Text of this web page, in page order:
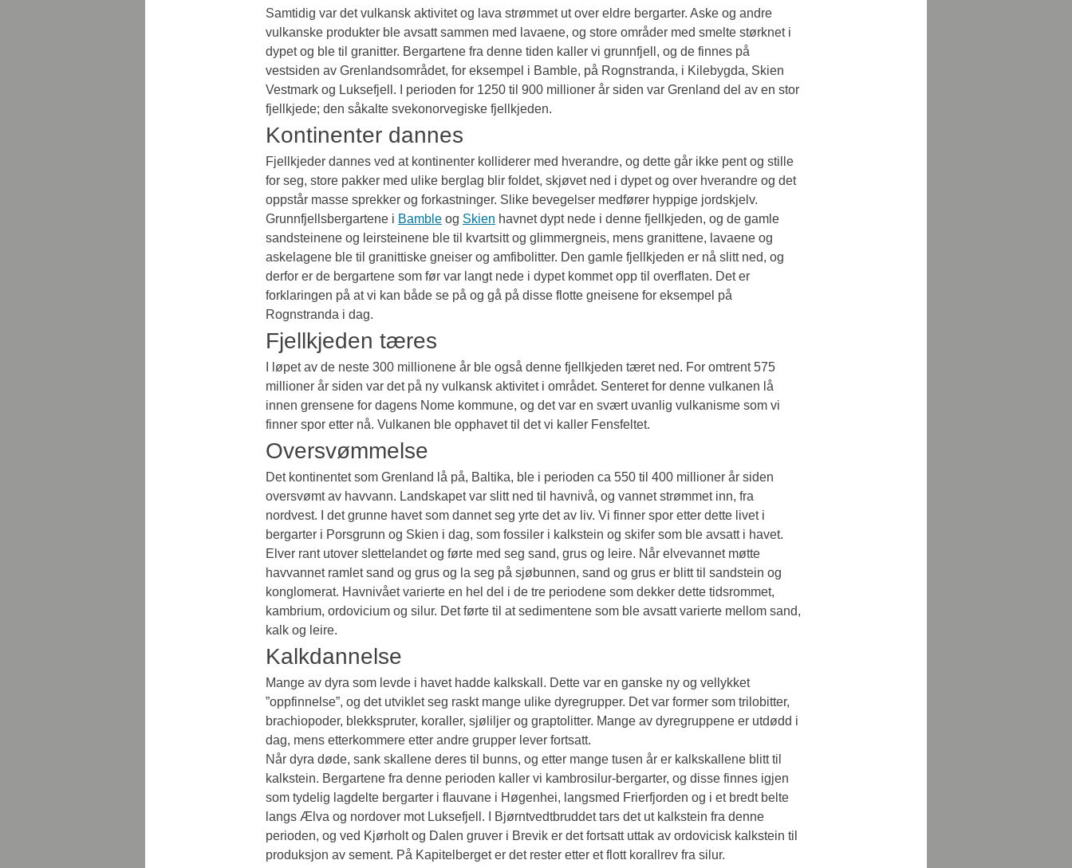
Samtidig var det vulkansk aktivitet og lava strømmet ut over eldre bergarter. Aske og andre
vulkanske produkter ble avsatt sammen med lavaene, og store områder med smelte størknet i
dypet og ble til granitter. Bergartene fra denne tiden kaller vi grunnfjell, og de finnes på
vestsiden av Grenlandsområdet, for eksempel i Bamble, på Rognstranda, i Kilebygda, Skien
Vestmark og Luksefjell. I perioden for 1250 til 900 millioner år siden var Grenland del av en stor
fjellkjede; den såkalte svekonorvegiske fjellkjeden.
Kontinenter dannes
Fjellkjeder dannes ved at kontinenter kolliderer med hverandre, og dette går ikke pent og stille
for seg, store pakker med ulike berglag blir foldet, skjøvet ned i dypet og over hverandre og det
oppstår masse sprekker og forkastninger. Slike bevegelser medfører hyppige jordskjelv.
Grunnfjellsbergartene i Bamble og Skien havnet dypt nede i denne fjellkjeden, og de gamle
sandsteinene og leirsteinene ble til kvartsitt og glimmergneis, mens granittene, lavaene og
askelagene ble til granittiske gneiser og amfibolitter. Den gamle fjellkjeden er nå slitt ned, og
derfor er de bergartene som før var langt nede i dypet kommet opp til overflaten. Det er
forklaringen på at vi kan både se på og gå på disse flotte gneisene for eksempel på
Rognstranda i dag.
Fjellkjeden tæres
I løpet av de neste 300 millionene år ble også denne fjellkjeden tæret ned. For omtrent 575
millioner år siden var det på ny vulkansk aktivitet i området. Senteret for denne vulkanen lå
innen grensene for dagens Nome kommune, og det var en svært uvanlig vulkanisme som vi
finner spor etter nå. Vulkanen ble opphavet til det vi kaller Fensfeltet.
Oversvømmelse
Det kontinentet som Grenland lå på, Baltika, ble i perioden ca 550 til 400 millioner år siden
oversvømt av havvann. Landskapet var slitt ned til havnivå, og vannet strømmet inn, fra
nordvest. I det grunne havet som dannet seg yrte det av liv. Vi finner spor etter dette livet i
bergarter i Porsgrunn og Skien i dag, som fossiler i kalkstein og skifer som ble avsatt i havet.
Elver rant utover slettelandet og førte med seg sand, grus og leire. Når elvevannet møtte
havvannet ramlet sand og grus og la seg på sjøbunnen, sand og grus er blitt til sandstein og
konglomerat. Havnivået varierte en hel del i de tre periodene som dekker dette tidsrommet,
kambrium, ordovicium og silur. Det førte til at sedimentene som ble avsatt varierte mellom sand,
kalk og leire.
Kalkdannelse
Mange av dyra som levde i havet hadde kalkskall. Dette var en ganske ny og vellykket
”oppfinnelse”, og det utviklet seg raskt mange ulike dyregrupper. Det var former som trilobitter,
brachiopoder, blekkspruter, koraller, sjøliljer og graptolitter. Mange av dyregruppene er utdødd i
dag, mens etterkommere etter andre grupper lever fortsatt.
Når dyra døde, sank skallene deres til bunns, og etter mange tusen år er kalkskallene blitt til
kalkstein. Bergartene fra denne perioden kaller vi kambrosilur-bergarter, og disse finnes igjen
som tydelig lagdelte bergarter i flauvane i Høgenhei, langsmed Frierfjorden og i et bredt belte
langs Ælva og nordover mot Luksefjell. I Bjørntvedtbruddet tars det ut kalkstein fra denne
perioden, og ved Kjørholt og Dalen gruver i Brevik er det fortsatt uttak av ordovicisk kalkstein til
produksjon av sement. På Kapitelberget er det rester etter et flott korallrev fra silur.